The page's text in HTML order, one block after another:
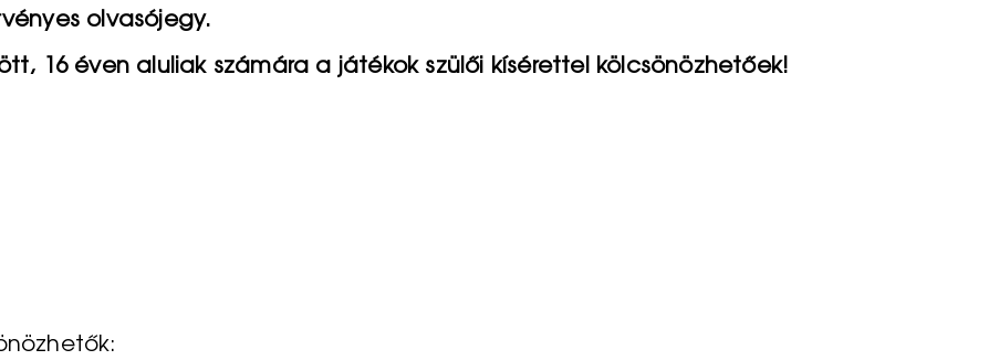
olvasójegy.
16 éven aluliak számára a játékok szülői kísérettel kölcsönözhetőek!